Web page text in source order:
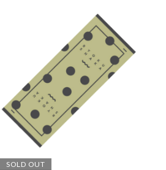
SOLD OUT